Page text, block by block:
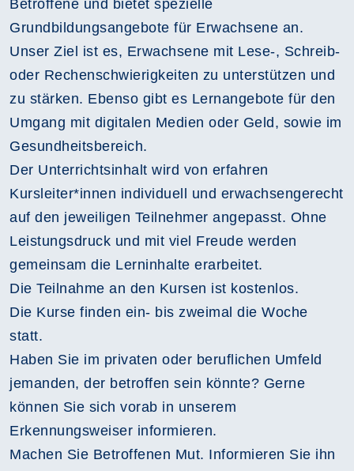
Betroffene und bietet spezielle
Grundbildungsangebote für Erwachsene an.
Unser Ziel ist es, Erwachsene mit Lese-, Schreib-
oder Rechenschwierigkeiten zu unterstützen und
zu stärken. Ebenso gibt es Lernangebote für den
Umgang mit digitalen Medien oder Geld, sowie im
Gesundheitsbereich.
Der Unterrichtsinhalt wird von erfahren
Kursleiter*innen individuell und erwachsengerecht
auf den jeweiligen Teilnehmer angepasst. Ohne
Leistungsdruck und mit viel Freude werden
gemeinsam die Lerninhalte erarbeitet.
Die Teilnahme an den Kursen ist kostenlos.
Die Kurse finden ein- bis zweimal die Woche
statt.
Haben Sie im privaten oder beruflichen Umfeld
jemanden, der betroffen sein könnte? Gerne
können Sie sich vorab in unserem
Erkennungsweiser informieren.
Machen Sie Betroffenen Mut. Informieren Sie ihn